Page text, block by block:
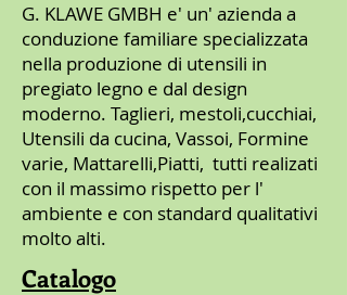
G. KLAWE GMBH e' un' azienda a
conduzione familiare specializzata
nella produzione di utensili in
pregiato legno e dal design
moderno. Taglieri, mestoli,cucchiai,
Utensili da cucina, Vassoi, Formine
varie, Mattarelli,Piatti, tutti realizati
con il massimo rispetto per l'
ambiente e con standard qualitativi
molto alti.
Catalogo